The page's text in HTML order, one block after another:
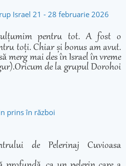
Israel 21 - 28 februarie 2026
pentru tot. A fost o
toți. Chiar și bonus am avut.
merg mai des în Israel în vreme
de la grupul Dorohoi
prins în război
de Pelerinaj Cuvioasa